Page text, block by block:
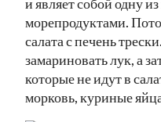
морепродуктами.
салата с печень
замариновать лук, а
которые не идут в
морковь, куриные